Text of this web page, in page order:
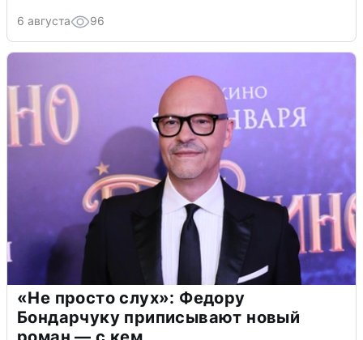
6 августа 96
«Не просто слух»: Федору
Бондарчуку приписывают новый